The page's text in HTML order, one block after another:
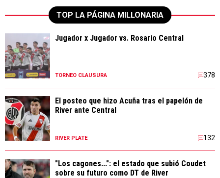
TOP LA PÁGINA MILLONARIA
Jugador x Jugador vs. Rosario Central
TORNEO CLAUSURA 378
El posteo que hizo Acuña tras el papelón de
River ante Central
RIVER PLATE 132
"Los cagones...": el estado que subió Coudet
sobre su futuro como DT de River